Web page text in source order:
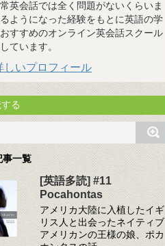
英会話では全く問題がないくらいま
ようになった経験をもとに英語の学
すすめのオンライン英会話スクール
ています。
しいプロフィール
る
事一覧
[英語多読] #11
Pocahontas
アメリカ大陸に入植したイギ
リス人と出会ったネイティブ
アメリカンの王様の娘、ポカ